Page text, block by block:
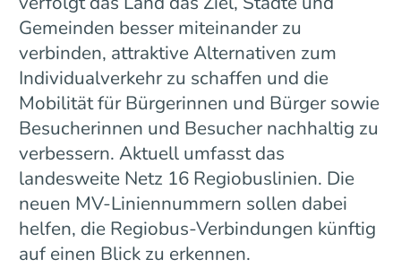
Gemeinden besser miteinander zu
verbinden, attraktive Alternativen zum
Individualverkehr zu schaffen und die
Mobilität für Bürgerinnen und Bürger sowie
Besucherinnen und Besucher nachhaltig zu
verbessern. Aktuell umfasst das
landesweite Netz 16 Regiobuslinien. Die
neuen MV-Liniennummern sollen dabei
helfen, die Regiobus-Verbindungen künftig
auf einen Blick zu erkennen.